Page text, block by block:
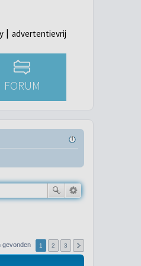
advertentievrij
FORUM
gevonden 1 2 3